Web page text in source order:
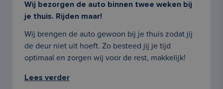
Wij bezorgen de auto binnen twee weken bij
je thuis. Rijden maar!
Wij brengen de auto gewoon bij je thuis zodat jij
de deur niet uit hoeft. Zo besteed jij je tijd
optimaal en zorgen wij voor de rest, makkelijk!
Lees verder